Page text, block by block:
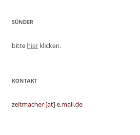
SÜNDER
bitte hier klicken.
KONTAKT
zeltmacher [at] e.mail.de